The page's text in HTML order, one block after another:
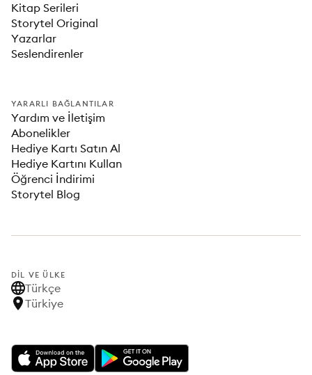
Kitap Serileri
Storytel Original
Yazarlar
Seslendirenler
YARARLI BAĞLANTILAR
Yardım ve İletişim
Abonelikler
Hediye Kartı Satın Al
Hediye Kartını Kullan
Öğrenci İndirimi
Storytel Blog
DIL VE ÜLKE
Türkçe
Türkiye